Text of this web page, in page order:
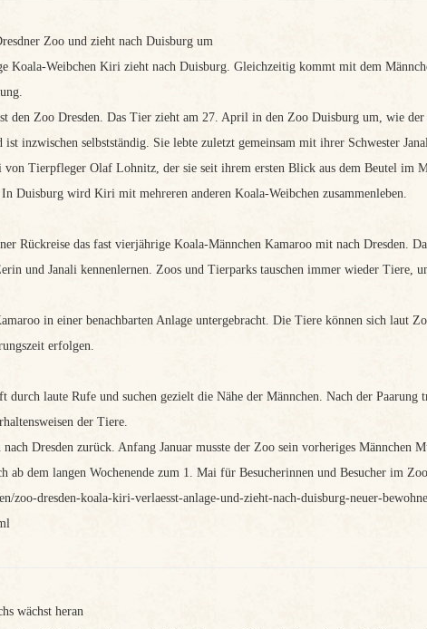
Zoo und zieht nach Duisburg um
Koala-Weibchen Kiri zieht nach Duisburg. Gleichzeitig kommt mit dem
den Zoo Dresden. Das Tier zieht am 27. April in den Zoo Duisburg um, wie
inzwischen selbstständig. Sie lebte zuletzt gemeinsam mit ihrer Schwester
Tierpfleger Olaf Lohnitz, der sie seit ihrem ersten Blick aus dem Beutel im
Duisburg wird Kiri mit mehreren anderen Koala-Weibchen zusammenleben.
Rückreise das fast vierjährige Koala-Männchen Kamaroo mit nach Dresden.
und Janali kennenlernen. Zoos und Tierparks tauschen immer wieder Tiere,
in einer benachbarten Anlage untergebracht. Die Tiere können sich laut
erfolgen.
durch laute Rufe und suchen gezielt die Nähe der Männchen. Nach der Paarung
der Tiere.
Dresden zurück. Anfang Januar musste der Zoo sein vorheriges Männchen
dem langen Wochenende zum 1. Mai für Besucherinnen und Besucher im
zoo-dresden-koala-kiri-verlaesst-anlage-und-zieht-nach-duisburg-neuer-
wächst heran